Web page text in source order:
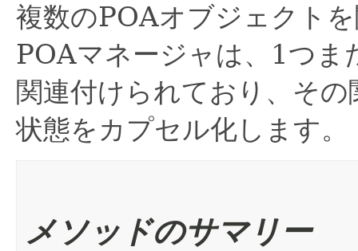
複数のPOAオブジェクト
POAマネージャは、1つま
関連付けられており、そ
状態をカプセル化します。
メソッドのサマリー